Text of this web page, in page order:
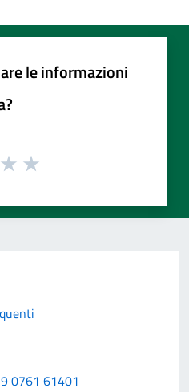
le informazioni
0761 61401